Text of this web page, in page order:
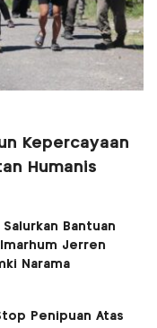
Kepercayaan
Humanis
Bantuan
Jerren
Narama
Penipuan Atas